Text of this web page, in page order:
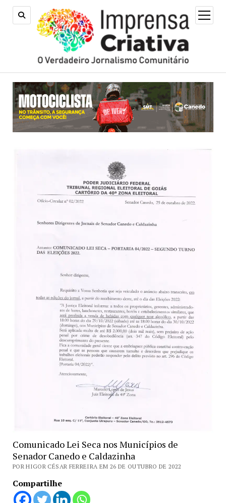
open
menu
Comunicado Lei Seca nos Municípios de
Senador Canedo e Caldazinha
POR HIGOR CÉSAR FERREIRA EM 26 DE OUTUBRO DE 2022
Compartilhe